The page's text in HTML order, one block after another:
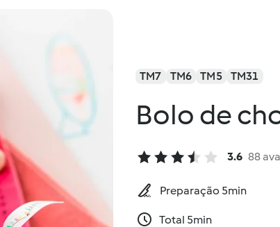
TM7 TM6 TM5 TM31
Bolo de
3.6 88
Preparação 5min
Total 5min